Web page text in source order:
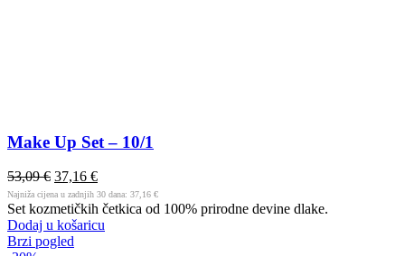
Make Up Set – 10/1
53,09€ 37,16 €
Najniža cijena u zadnjih 30 dana: 37,16 €
Set kozmetičkih četkica od 100% prirodne devine dlake.
Dodaj u košaricu
Brzi pogled